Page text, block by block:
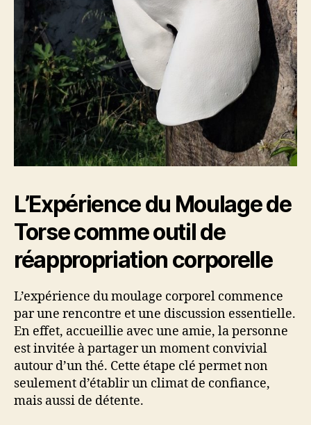
L’Expérience du Moulage de
Torse comme outil de
réappropriation corporelle
L’expérience du moulage corporel commence
par une rencontre et une discussion essentielle.
En effet, accueillie avec une amie, la personne
est invitée à partager un moment convivial
autour d’un thé. Cette étape clé permet non
seulement d’établir un climat de confiance,
mais aussi de détente.